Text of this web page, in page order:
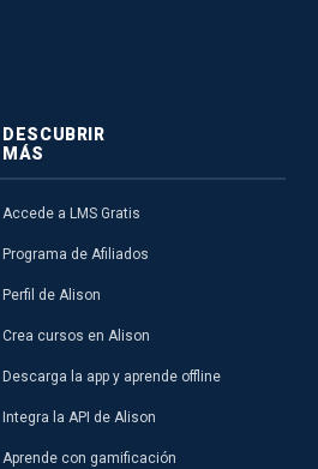
DESCUBRIR
MÁS
Accede a LMS Gratis
Programa de Afiliados
Perfil de Alison
Crea cursos en Alison
Descarga la app y aprende offline
Integra la API de Alison
Aprende con gamificación